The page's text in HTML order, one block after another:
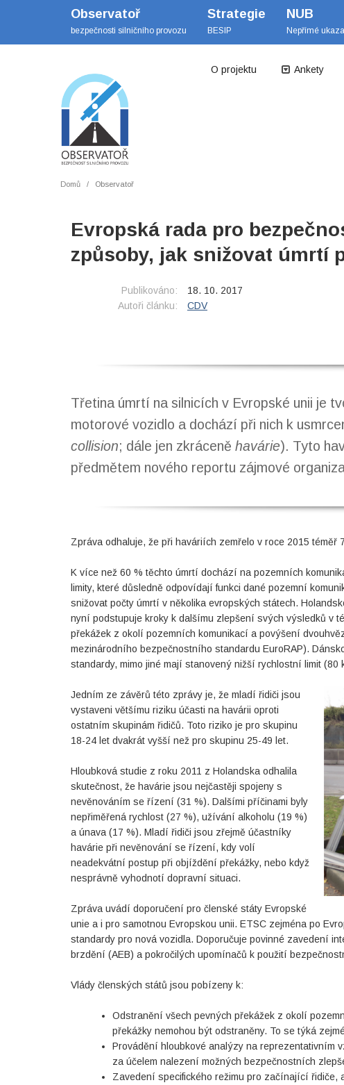
Observatoř
bezpečnosti silničního provozu
Strategie
BESIP
NUB
Nepřímé
O projektu Ankety
Domů Observatoř
Evropská rada pro
způsoby, jak snižovat úmrtí
Publikováno:
18. 10. 2017
Autoři článku:
CDV
Třetina úmrtí na silnicích v Evropské unii je
motorové vozidlo a dochází při nich k
collision; dále jen zkráceně havárie). Tyto
předmětem nového reportu zájmové
Zpráva odhaluje, že při haváriích zemřelo v roce 2015
K více než 60 % těchto úmrtí dochází na pozemních
limity, které důsledně odpovídají funkci dané pozemní
snižovat počty úmrtí v několika evropských státech.
nyní podstupuje kroky k dalšímu zlepšení svých výsledků v
překážek z okolí pozemních komunikací a povýšení
mezinárodního bezpečnostního standardu EuroRAP).
standardy, mimo jiné mají stanovený nižší rychlostní limit
Jedním ze závěrů této zprávy je, že mladí řidiči jsou
vystaveni většímu riziku účasti na havárii oproti
ostatním skupinám řidičů. Toto riziko je pro skupinu
18-24 let dvakrát vyšší než pro skupinu 25-49 let.
Hloubková studie z roku 2011 z Holandska odhalila
skutečnost, že havárie jsou nejčastěji spojeny s
nevěnováním se řízení (31 %). Dalšími příčinami byly
nepřiměřená rychlost (27 %), užívání alkoholu (19 %)
a únava (17 %). Mladí řidiči jsou zřejmě účastníky
havárie při nevěnování se řízení, kdy volí
neadekvátní postup při objíždění překážky, nebo když
nesprávně vyhodnotí dopravní situaci.
Zpráva uvádí doporučení pro členské státy Evropské
unie a i pro samotnou Evropskou unii. ETSC zejména po
standardy pro nová vozidla. Doporučuje povinné zavedení
brzdění (AEB) a pokročilých upomínačů k použití
Vlády členských států jsou pobízeny k:
Odstranění všech pevných překážek z okolí
překážky nemohou být odstraněny. To se týká
Provádění hloubkové analýzy na reprezentativním
za účelem nalezení možných bezpečnostních
Zavedení specifického režimu pro začínající řidiče,